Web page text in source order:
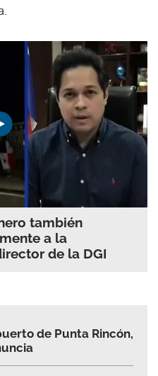
también
a la
de la DGI
de Punta Rincón,